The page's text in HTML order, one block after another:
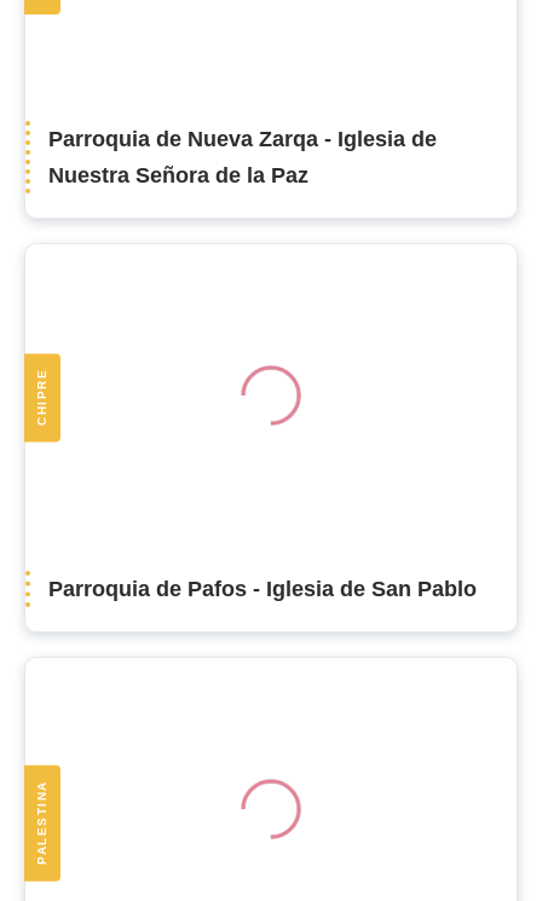
Parroquia de Nueva Zarqa - Iglesia de
Nuestra Señora de la Paz
CHIPRE
Parroquia de Pafos - Iglesia de San Pablo
PALESTINA